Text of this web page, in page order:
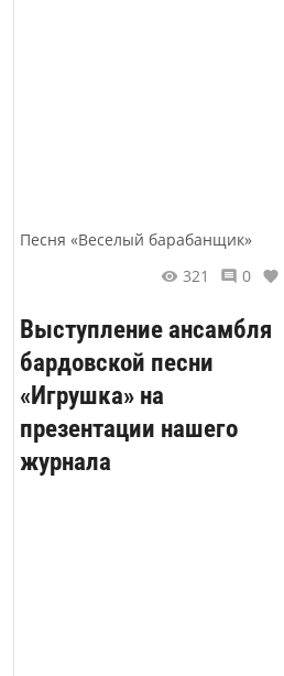
Песня «Веселый барабанщик»
321
0
Выступление ансамбля
бардовской песни
«Игрушка» на
презентации нашего
журнала